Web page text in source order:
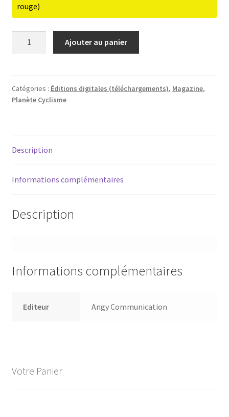
rouge)
93
|
Ajouter au panier
Catégories : Éditions digitales (téléchargements), Magazine,
Planète Cyclisme
Description
Informations complémentaires
Description
Informations complémentaires
Editeur Angy Communication
Votre Panier